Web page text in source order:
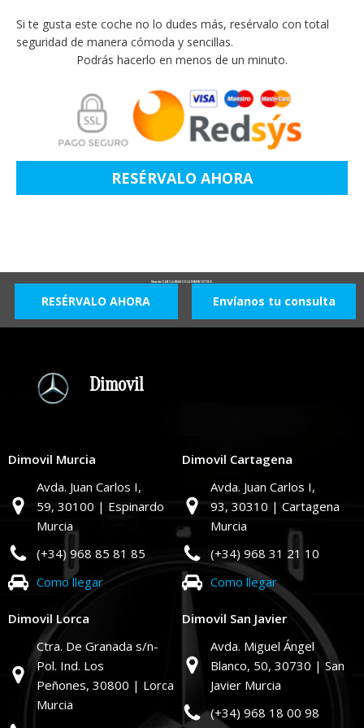
Si te gusta este coche no lo dudes más, resérvalo con total
seguridad de manera cómoda y sencillas.
Podrás hacerlo en menos de un minuto.
RESÉRVALO AHORA
Mercedes CLASE CLA SEDAN 1.5 CLA 180 MHEV DCT 136 4P -
RESÉRVALO AHORA Envíanos tu consulta
Dimovil
Dimovil Murcia
Avda. Juan Carlos I,
59, 30100 | Espinardo
Murcia
(+34) 968 85 81 85
Como llegar
Dimovil Cartagena
Avda. Juan Carlos I,
93, 30310 | Cartagena
Murcia
(+34) 968 31 21 10
Como llegar
Dimovil Lorca
Ctra. De Granada s/n-
Pol. Ind. Los
Peñones, 30800 | Lorca
Murcia
Dimovil San Javier
Avda. Miguel Ángel
Blanco, 50, 30730 | San
Javier Murcia
(+34) 968 18 00 98